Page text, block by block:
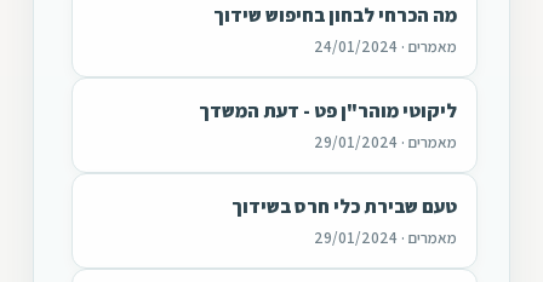
מה הכרחי לבחון בחיפוש שידוך
מאמרים · 24/01/2024
ליקוטי מוהר"ן פט - דעת המשדך
מאמרים · 29/01/2024
טעם שבירת כלי חרס בשידוך
מאמרים · 29/01/2024